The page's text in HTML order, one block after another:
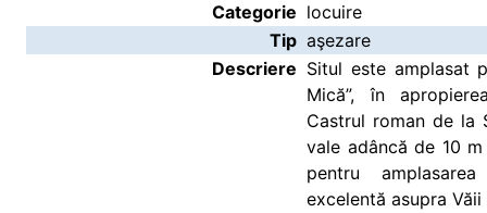
Categorie locuire
Tip aşezare
Descriere Situl este amplasat
Mică”, în
Castrul roman de la
vale adâncă de 10
pentru
excelentă asupra Văii